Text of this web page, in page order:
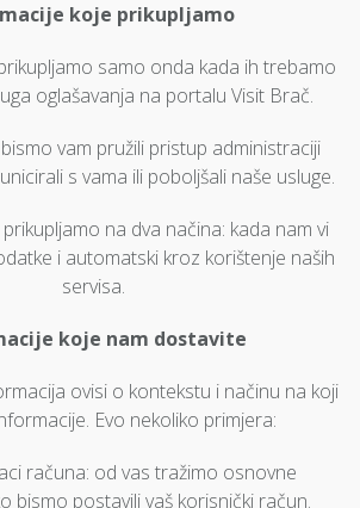
koje prikupljamo
samo onda kada ih trebamo
oglašavanja na portalu Visit Brač.
vam pružili pristup administraciji
s vama ili poboljšali naše usluge.
na dva načina: kada nam vi
i automatski kroz korištenje naših
servisa.
koje nam dostavite
ovisi o kontekstu i načinu na koji
Evo nekoliko primjera:
računa: od vas tražimo osnovne
bismo postavili vaš korisnički račun.